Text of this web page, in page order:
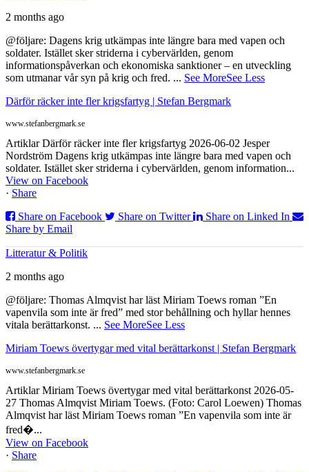
2 months ago
@följare: Dagens krig utkämpas inte längre bara med vapen och
soldater. Istället sker striderna i cybervärlden, genom
informationspåverkan och ekonomiska sanktioner – en utveckling
som utmanar vår syn på krig och fred. ... See MoreSee Less
Därför räcker inte fler krigsfartyg | Stefan Bergmark
www.stefanbergmark.se
Artiklar Därför räcker inte fler krigsfartyg 2026-06-02 Jesper
Nordström Dagens krig utkämpas inte längre bara med vapen och
soldater. Istället sker striderna i cybervärlden, genom information...
View on Facebook
· Share
Share on Facebook
Share on Twitter
Share on Linked In
Share by Email
Litteratur & Politik
2 months ago
@följare: Thomas Almqvist har läst Miriam Toews roman ”En
vapenvila som inte är fred” med stor behållning och hyllar hennes
vitala berättarkonst. ... See MoreSee Less
Miriam Toews övertygar med vital berättarkonst | Stefan Bergmark
www.stefanbergmark.se
Artiklar Miriam Toews övertygar med vital berättarkonst 2026-05-
27 Thomas Almqvist Miriam Toews. (Foto: Carol Loewen) Thomas
Almqvist har läst Miriam Toews roman ”En vapenvila som inte är
fred�...
View on Facebook
· Share